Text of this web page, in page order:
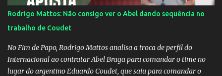
Rodrigo Mattos: Não consigo ver o Abel dando sequência no
trabalho de Coudet
No Fim de Papo, Rodrigo Mattos analisa a troca de perfil do
Internacional ao contratar Abel Braga para comandar o time no
lugar do argentino Eduardo Coudet, que saiu para comandar o